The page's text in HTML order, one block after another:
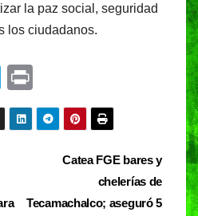
la paz social, seguridad
los ciudadanos.
T
el
e
m
in
t
Catea FGE bares y
chelerías de
Tecamachalco; aseguró 5